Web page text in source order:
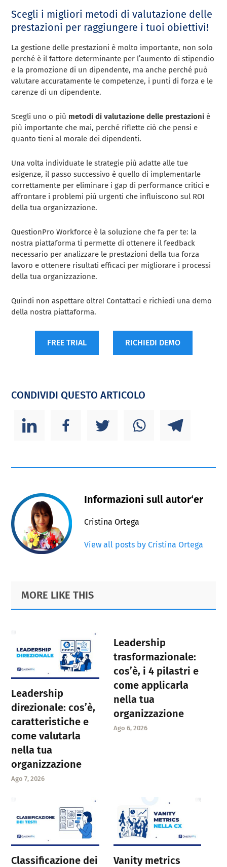
Scegli i migliori metodi di valutazione delle
prestazioni per raggiungere i tuoi obiettivi!
La gestione delle prestazioni è molto importante, non solo
perché è il fattore determinante per l’aumento di stipendio
e la promozione di un dipendente, ma anche perché può
valutare accuratamente le competenze, i punti di forza e le
carenze di un dipendente.
Scegli uno o più metodi di valutazione delle prestazioni è
più importante che mai, perché riflette ciò che pensi e
quanto tieni al morale dei dipendenti.
Una volta individuate le strategie più adatte alle tue
esigenze, il passo successivo è quello di implementarle
correttamente per eliminare i gap di performance critici e
affrontare i problemi più urgenti che influiscono sul ROI
della tua organizzazione.
QuestionPro Workforce è la soluzione che fa per te: la
nostra piattaforma ti permette di ottenere il feedback
necessario per analizzare le prestazioni della tua forza
lavoro e ottenere risultati efficaci per migliorare i processi
della tua organizzazione.
Quindi non aspettare oltre! Contattaci e richiedi una demo
della nostra piattaforma.
FREE TRIAL RICHIEDI DEMO
CONDIVIDI QUESTO ARTICOLO
Informazioni sull autor‘er
Cristina Ortega
View all posts by Cristina Ortega
Primary
Sidebar
Footer
MORE LIKE THIS
Leadership
direzionale: cos’è,
caratteristiche e
come valutarla
nella tua
organizzazione
Ago 7, 2026
Leadership
trasformazionale:
cos’è, i 4 pilastri e
come applicarla
nella tua
organizzazione
Ago 6, 2026
Classificazione dei
Vanity metrics